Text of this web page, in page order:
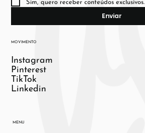
Sim, quero receber conteúdos exclusivos.
Enviar
MOVIMENTO
Instagram
Pinterest
TikTok
Linkedin
MENU